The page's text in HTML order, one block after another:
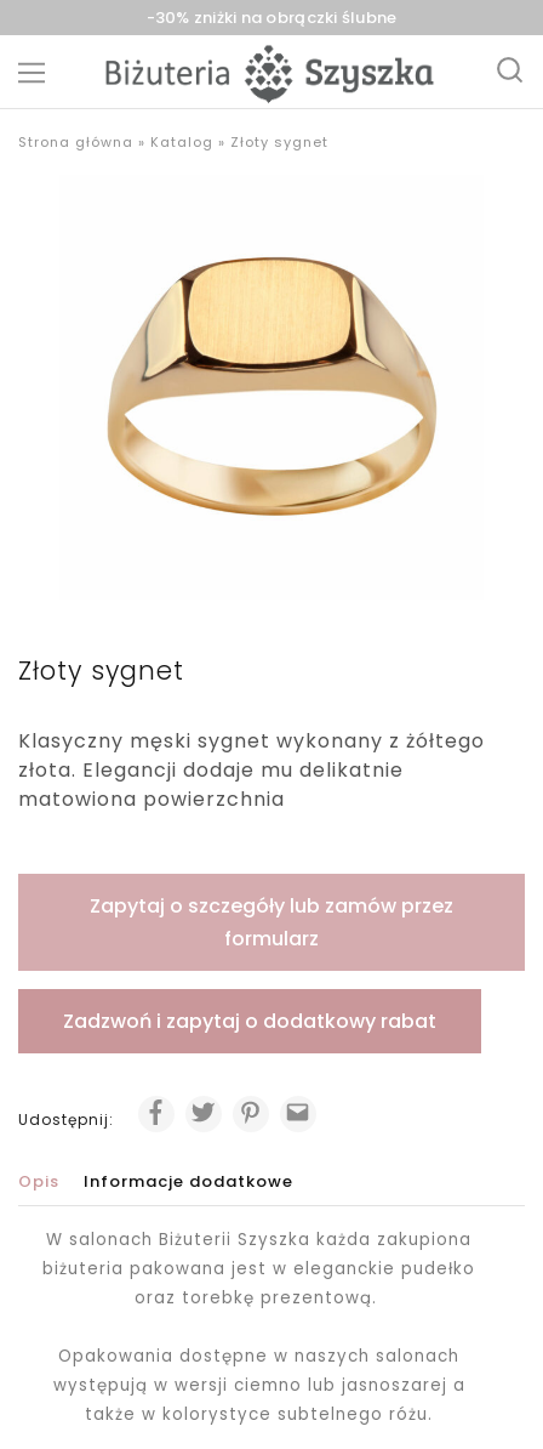
-30% zniżki na obrączki ślubne
Szyszka
z
Strona główna » Katalog » Złoty sygnet
Złoty sygnet
Klasyczny męski sygnet wykonany z żółtego
złota. Elegancji dodaje mu delikatnie
matowiona powierzchnia
Zapytaj o szczegóły lub zamów przez
formularz
Zadzwoń i zapytaj o dodatkowy rabat
Udostępnij:
Opis Informacje dodatkowe
W salonach Biżuterii Szyszka każda zakupiona
biżuteria pakowana jestw eleganckie pudełko
oraz torebkę prezentową.
Opakowania dostępne w naszych salonach
występują w wersji ciemno lub jasnoszarej a
także w kolorystyce subtelnego różu.